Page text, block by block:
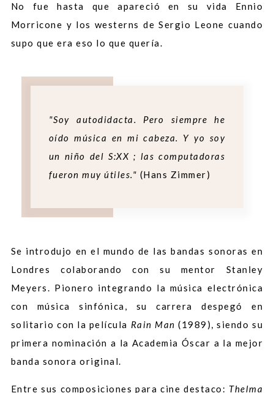
No fue hasta que apareció en su vida Ennio
Morricone y los westerns de Sergio Leone cuando
supo que era eso lo que quería.
"Soy autodidacta. Pero siempre he
oído música en mi cabeza. Y yo soy
un niño del S:XX ; las computadoras
fueron muy útiles." (Hans Zimmer)
Se introdujo en el mundo de las bandas sonoras en
Londres colaborando con su mentor Stanley
Meyers. Pionero integrando la música electrónica
con música sinfónica, su carrera despegó en
solitario con la película Rain Man (1989), siendo su
primera nominación a la Academia Óscar a la mejor
banda sonora original.
Entre sus composiciones para cine destaco: Thelma